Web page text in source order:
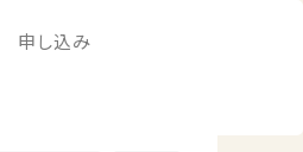
申し込み